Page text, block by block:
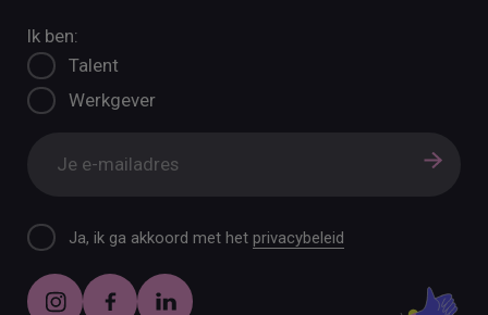
Ik ben:
Talent
Werkgever
Ja, ik ga akkoord met hetprivacybeleid